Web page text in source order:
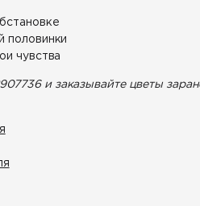
половинки
чувства
и заказывайте цветы